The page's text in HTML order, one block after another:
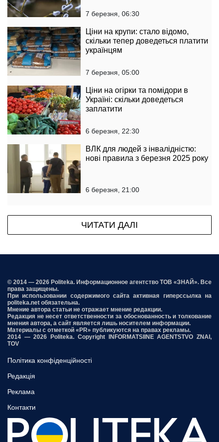
7 березня, 06:30
Ціни на крупи: стало відомо,
скільки тепер доведеться платити
українцям
7 березня, 05:00
Ціни на огірки та помідори в
Україні: скільки доведеться
заплатити
6 березня, 22:30
ВЛК для людей з інвалідністю:
нові правила з березня 2025 року
6 березня, 21:00
ЧИТАТИ ДАЛІ
© 2014 — 2026 Politeka. Информационное агентство ТОВ «ЗНАЙ». Все
права защищены.
При использовании содержимого сайта активная гиперссылка на
politeka.net обязательна.
Мнение автора статьи не отражает мнение редакции.
Редакция не несет ответственности за обоснованность и толкование
мнения автора, а сайт является лишь носителем информации.
Материалы с отметкой «PR» публикуются на правах рекламы.
2014 — 2026 Politeka. Copyright INFORMATSIINE AGENTSTVO ZNAI,
TOV
Політика конфіденційності
Редакція
Реклама
Контакти